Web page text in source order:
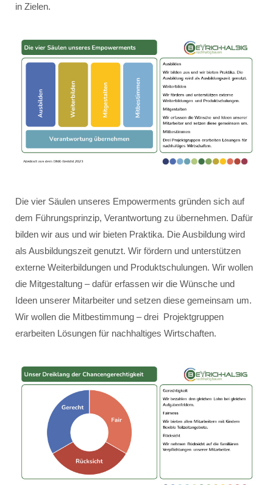
in Zielen.
Die vier Säulen unseres Empowerments gründen sich auf
dem Führungsprinzip, Verantwortung zu übernehmen. Dafür
bilden wir aus und wir bieten Praktika. Die Ausbildung wird
als Ausbildungszeit genutzt. Wir fördern und unterstützen
externe Weiterbildungen und Produktschulungen. Wir wollen
die Mitgestaltung – dafür erfassen wir die Wünsche und
Ideen unserer Mitarbeiter und setzen diese gemeinsam um.
Wir wollen die Mitbestimmung – drei Projektgruppen
erarbeiten Lösungen für nachhaltiges Wirtschaften.